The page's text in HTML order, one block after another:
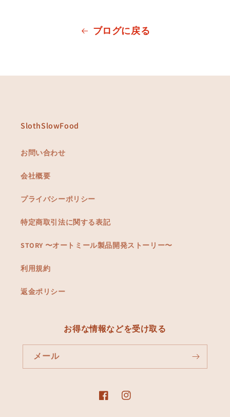
ブログに戻る
SlothSlowFood
お問い合わせ
会社概要
プライバシーポリシー
特定商取引法に関する表記
STORY 〜オートミール製品開発ストーリー〜
利用規約
返金ポリシー
お得な情報などを受け取る
メール
FacebookInstagram